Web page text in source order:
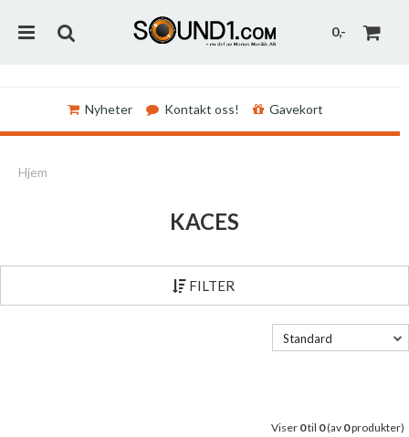
0,-
Nyheter Kontakt oss! Gavekort
Hjem
KACES
FILTER
Standard
Viser 0til 0(av 0produkter)